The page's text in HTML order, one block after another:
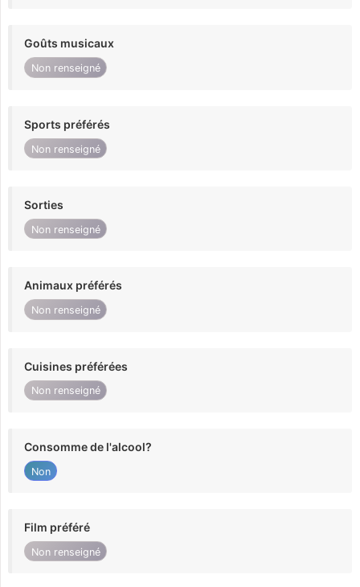
Goûts musicaux
Non renseigné
Sports préférés
Non renseigné
Sorties
Non renseigné
Animaux préférés
Non renseigné
Cuisines préférées
Non renseigné
Consomme de l'alcool?
Non
Film préféré
Non renseigné